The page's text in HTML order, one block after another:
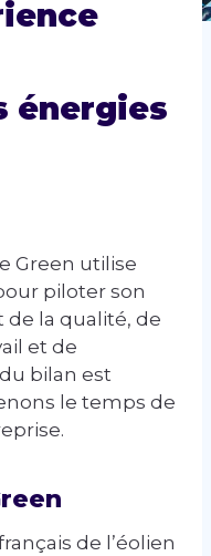
énergies
Green utilise
piloter son
la qualité, de
et de
bilan est
le temps de
de l’éolien